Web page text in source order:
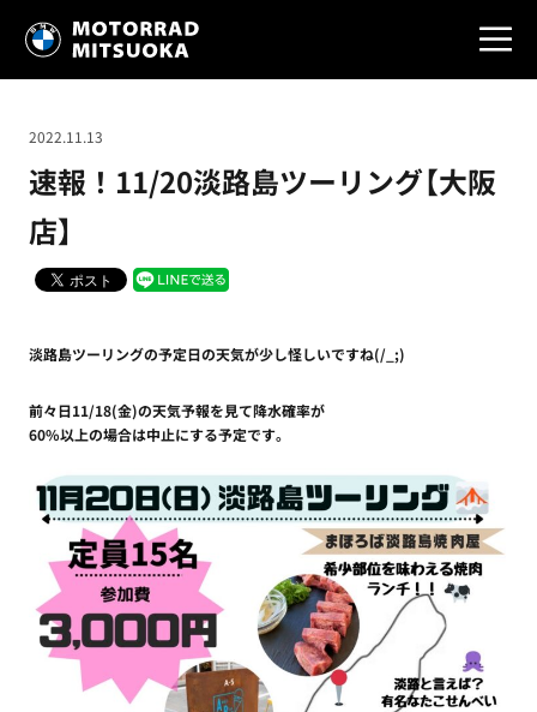
速報！11/20淡路島ツーリング【大阪
店】
2022.11.13
淡路島ツーリングの予定日の天気が少し怪しいですね(/_;)
前々日11/18(金)の天気予報を見て降水確率が
60%以上の場合は中止にする予定です。